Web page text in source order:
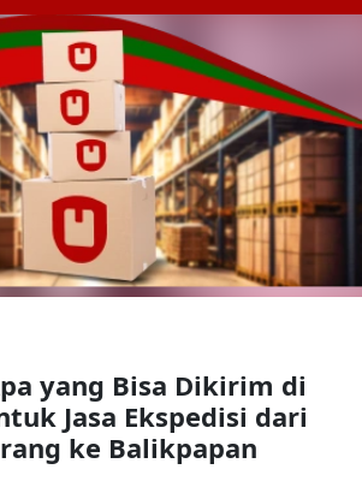
yang Bisa Dikirim di
Jasa Ekspedisi dari
ke Balikpapan